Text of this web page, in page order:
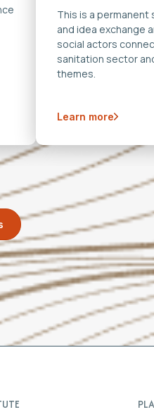
This is a permanent
and idea exchange
social actors
sanitation sector
themes.
Learn more